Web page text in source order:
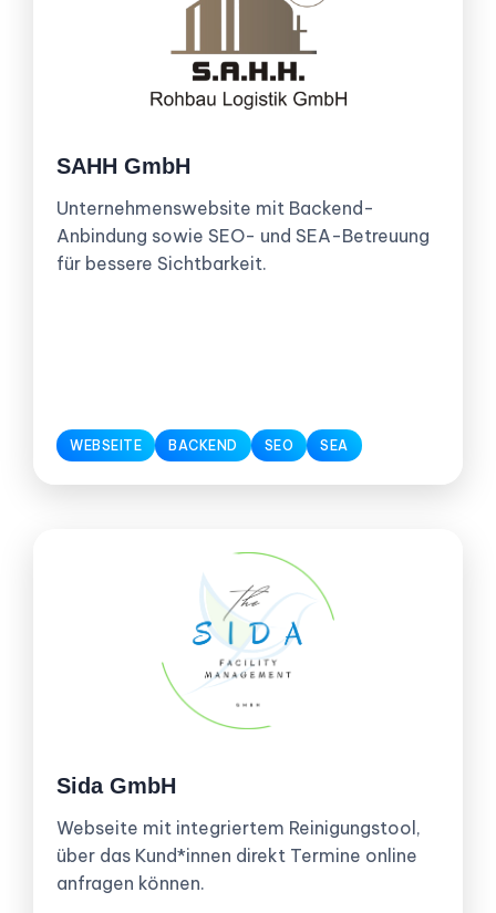
SAHH GmbH
Unternehmenswebsite mit Backend-
Anbindung sowie SEO- und SEA-Betreuung
für bessere Sichtbarkeit.
WEBSEITE BACKEND SEO SEA
Sida GmbH
Webseite mit integriertem Reinigungstool,
über das Kund*innen direkt Termine online
anfragen können.